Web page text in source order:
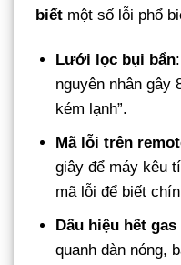
biết một số lỗi phổ
Lưới lọc bụi bẩn
nguyên nhân gây
kém lạnh”.
Mã lỗi trên
giây để máy kêu
mã lỗi để biết
Dấu hiệu hết
quanh dàn nóng,